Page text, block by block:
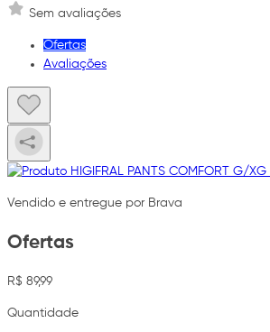
Sem avaliações
Ofertas
Avaliações
Vendido e entregue por Brava
Ofertas
R$ 89,99
Quantidade